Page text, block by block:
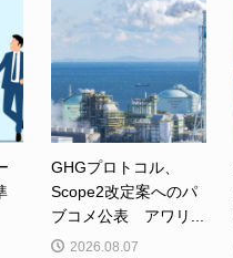
GHGプロトコル、
Scope2改定案へのパ
ブコメ公表 アワリ...
2026.08.07